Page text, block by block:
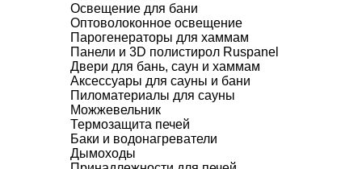
Освещение для бани
Оптоволоконное освещение
Парогенераторы для хаммам
Панели и 3D полистирол Ruspanel
Двери для бань, саун и хаммам
Аксессуары для сауны и бани
Пиломатериалы для сауны
Можжевельник
Термозащита печей
Баки и водонагреватели
Дымоходы
Главная Каталог Печи с чугунной топкой
ПЕЧИ С
БАНИ